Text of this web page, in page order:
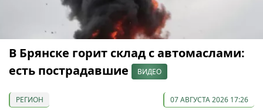
В Брянске горит склад с автомаслами:
есть пострадавшие
ВИДЕО
РЕГИОН 07 АВГУСТА 2026 17:26